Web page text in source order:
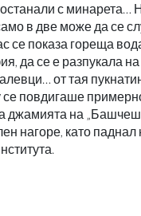
с минарета…
в две може да се
се показа гореща
да се е разпукала
от тая
повдигаше
джамията на
нагоре, като